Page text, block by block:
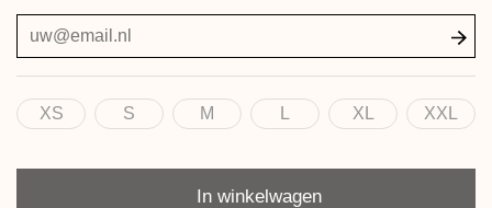
Maat
XS S M L XL XXL
In winkelwagen